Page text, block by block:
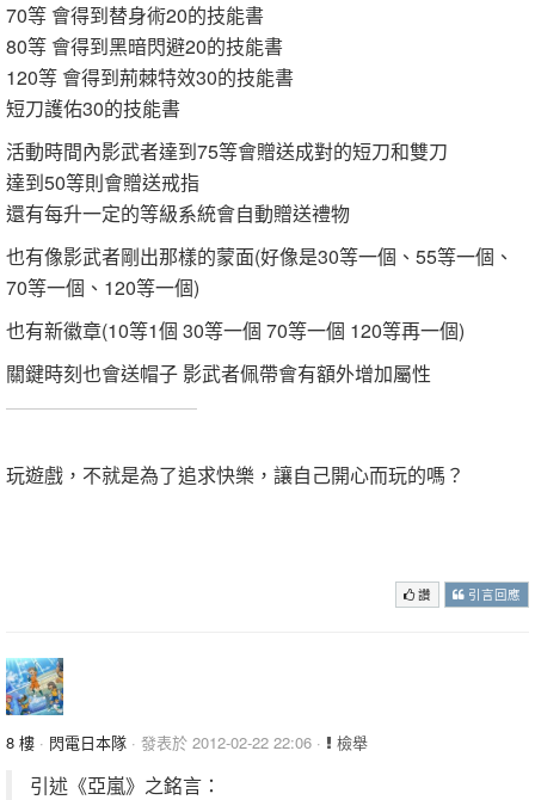
70等 會得到替身術20的技能書
80等 會得到黑暗閃避20的技能書
120等 會得到荊棘特效30的技能書
短刀護佑30的技能書
活動時間內影武者達到75等會贈送成對的短刀和雙刀
達到50等則會贈送戒指
還有每升一定的等級系統會自動贈送禮物
也有像影武者剛出那樣的蒙面(好像是30等一個、55等一個、
70等一個、120等一個)
也有新徽章(10等1個 30等一個 70等一個 120等再一個)
關鍵時刻也會送帽子 影武者佩帶會有額外增加屬性
玩遊戲，不就是為了追求快樂，讓自己開心而玩的嗎？
讚 引言回應
8 樓 · 閃電日本隊 · 發表於 2012-02-22 22:06 · 檢舉
引述《亞嵐》之銘言：